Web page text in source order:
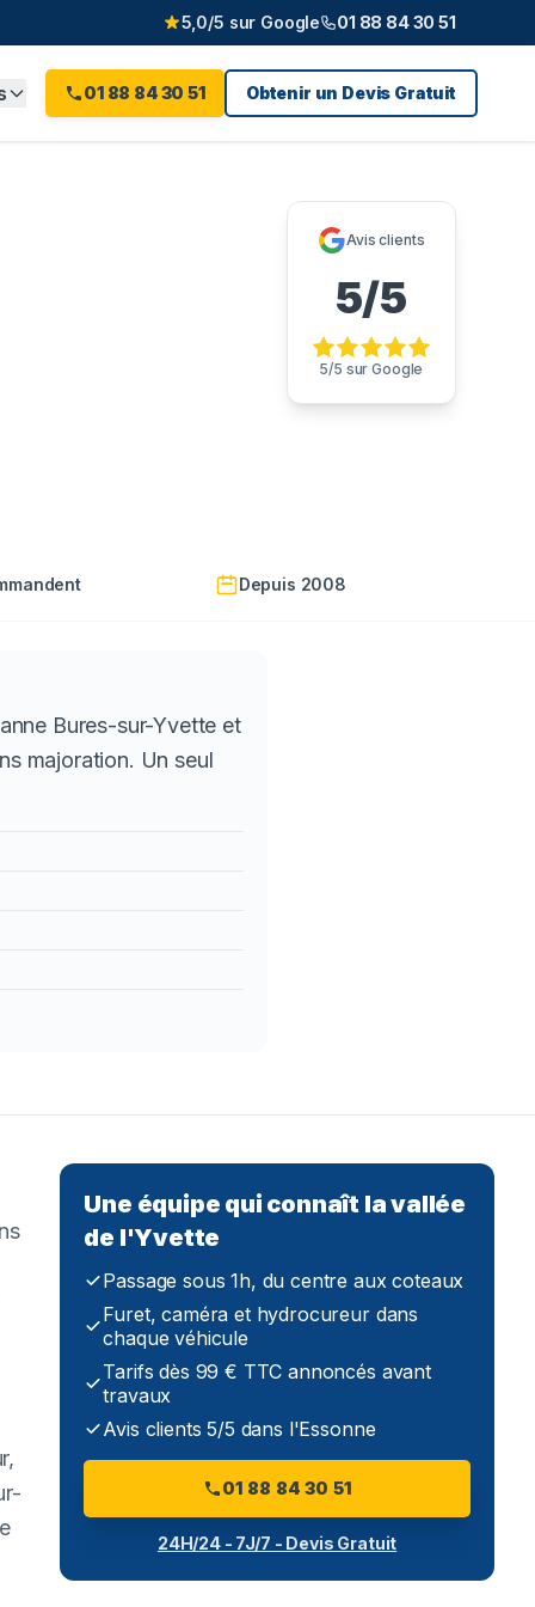
5,0/5 sur Google 01 88 84 30 51
01 88 84 30 51 Obtenir un Devis Gratuit
Avis clients
5/5
5/5 sur Google
Depuis 2008
Bures-sur-Yvette et
majoration. Un seul
Une équipe qui connaît la vallée
de l'Yvette
Passage sous 1h, du centre aux coteaux
Furet, caméra et hydrocureur dans
chaque véhicule
Tarifs dès 99 € TTC annoncés avant
travaux
Avis clients 5/5 dans l'Essonne
01 88 84 30 51
24H/24 - 7J/7 - Devis Gratuit